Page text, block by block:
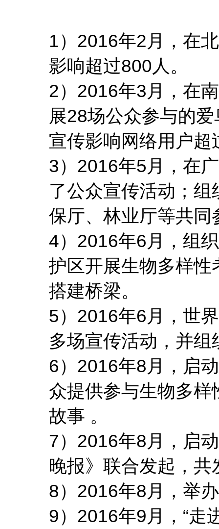
1）2016年2月，在
影响超过800人。
2）2016年3月，在
展28场公众参与的
宣传影响网络用户超
3）2016年5月，在
了公众宣传活动；
保厅、林业厅等共
4）2016年6月，组
护区开展生物多样
搭建桥梁。
5）2016年6月，世
多场宣传活动，并
6）2016年8月，启
众提供参与生物多
故事 。
7）2016年8月，启
晚报》联合发起，
8）2016年8月，举
9）2016年9月，“走